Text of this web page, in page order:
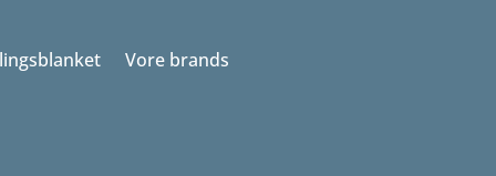
Vore brands